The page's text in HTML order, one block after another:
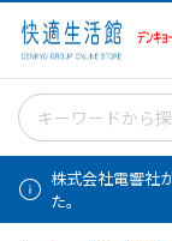
株式会社電響社
た。